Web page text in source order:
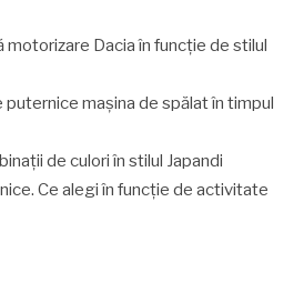
motorizare Dacia în funcție de stilul
mașina de spălat în timpul
de culori în stilul Japandi
Ce alegi în funcție de activitate